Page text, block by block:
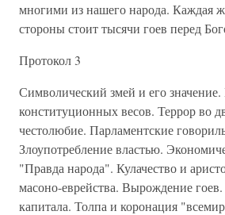
многими из нашего народа. Каждая
стороны стоит тысячи гоев перед
Протокол 3
Символический змей и его
конституционных весов. Террор во
честолюбие. Парламентские
Злоупотребление властью.
"Правда народа". Кулачество и
масоно-еврейства. Вырождение
капитала. Толпа и коронация